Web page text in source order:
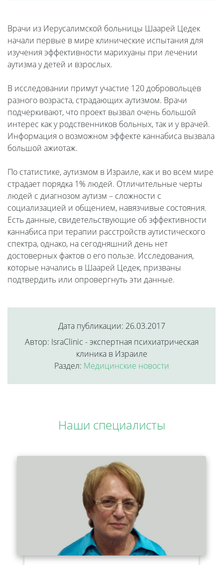
Врачи из Иерусалимской больницы Шаарей Цедек
начали первые в мире клинические испытания для
изучения эффективности марихуаны при лечении
аутизма у детей и взрослых.
В исследовании примут участие 120 добровольцев
разного возраста, страдающих аутизмом. Врачи
подчеркивают, что проект вызвал очень большой
интерес как у родственников больных, так и у врачей.
Информация о возможном эффекте каннабиса вызвала
большой ажиотаж.
По статистике, аутизмом в Израиле, как и во всем мире
страдает порядка 1% людей. Отличительные черты
людей с диагнозом аутизм – сложности с
социализацией и общением, навязчивые состояния.
Есть данные, свидетельствующие об эффективности
каннабиса при терапии расстройств аутистического
спектра, однако, на сегодняшний день нет
достоверных фактов о его пользе. Исследования,
которые начались в Шаарей Цедек, призваны
подтвердить или опровергнуть эти данные.
Дата публикации: 26.03.2017
Автор: IsraClinic - экспертная психиатрическая
клиника в Израиле
Раздел: Медицинские новости
Наши специалисты